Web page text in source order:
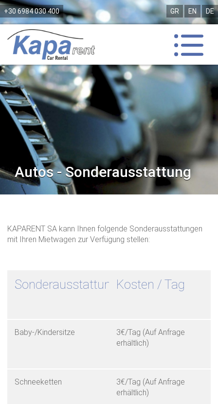
+30 6984 030 400 GR EN DE
Autos - Sonderausstattung
KAPARENT SA kann Ihnen folgende Sonderausstattungen
mit Ihren Mietwagen zur Verfügung stellen:
SonderausstattungKosten / Tag
Baby-/Kindersitze
3€/Tag (Auf Anfrage
erhältlich)
Schneeketten
3€/Tag (Auf Anfrage
erhältlich)